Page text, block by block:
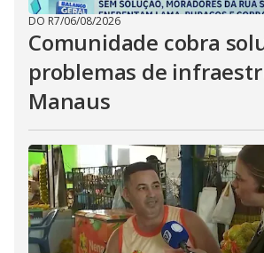
DO R7/06/08/2026
Comunidade cobra
problemas de
Manaus